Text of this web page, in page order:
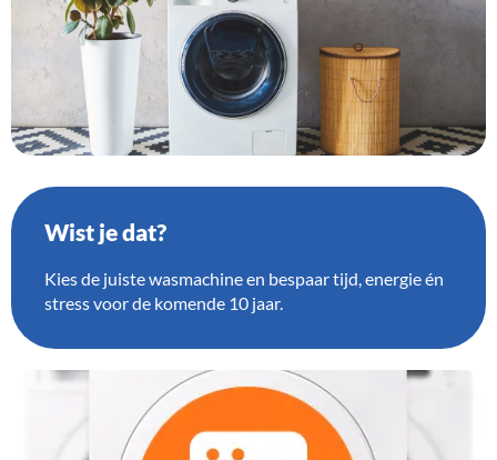
Wist je dat?
Kies de juiste wasmachine en bespaar tijd, energie én
stress voor de komende 10 jaar.